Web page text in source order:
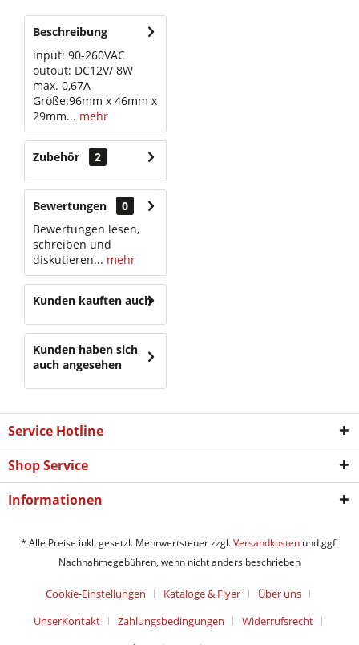
Beschreibung
input: 90-260VAC
outout: DC12V/ 8W
max. 0,67A
Größe:96mm x 46mm x
29mm... mehr
Zubehör 2
Bewertungen
0
Bewertungen lesen,
schreiben und
diskutieren... mehr
Kunden kauften auch
Kunden haben sich
auch angesehen
Service Hotline
Shop Service
Informationen
* Alle Preise inkl. gesetzl. Mehrwertsteuer zzgl.Versandkosten und ggf.
Nachnahmegebühren, wenn nicht anders beschrieben
Cookie-Einstellungen Kataloge & Flyer
Über uns
UnserKontakt
Zahlungsbedingungen
Widerrufsrecht